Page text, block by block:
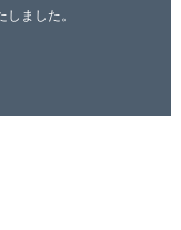
ました。